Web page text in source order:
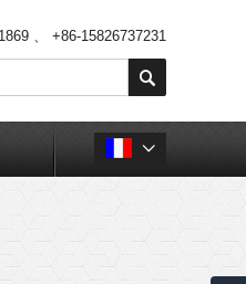
、 +86-15826737231

